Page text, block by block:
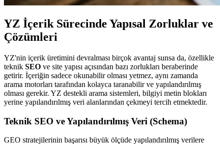
YZ İçerik Sürecinde Yapısal Zorluklar ve
Çözümleri
YZ'nin içerik üretimini devralması birçok avantaj sunsa da, özellikle
teknik SEO ve site yapısı açısından bazı zorlukları beraberinde
getirir. İçeriğin sadece okunabilir olması yetmez, aynı zamanda
arama motorları tarafından kolayca taranabilir ve yapılandırılmış
olması gerekir. YZ destekli arama sistemleri, bilgiyi metin blokları
yerine yapılandırılmış veri alanlarından çekmeyi tercih etmektedir.
Teknik SEO ve Yapılandırılmış Veri (Schema)
GEO stratejilerinin başarısı büyük ölçüde yapılandırılmış verilere